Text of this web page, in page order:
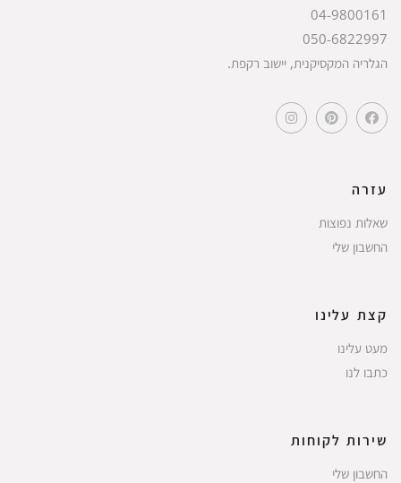
04-9800161
050-6822997
הגלריה המקסיקנית, יישוב רקפת.
עזרה
שאלות נפוצות
החשבון שלי
קצת עלינו
מעט עלינו
כתבו לנו
שירות לקוחות
החשבון שלי